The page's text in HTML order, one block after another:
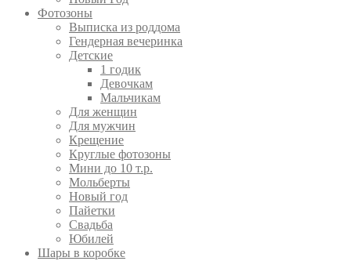
Фотозоны
Выписка из роддома
Гендерная вечеринка
Детские
1 годик
Девочкам
Мальчикам
Для женщин
Для мужчин
Крещение
Круглые фотозоны
Мини до 10 т.р.
Мольберты
Новый год
Пайетки
Свадьба
Юбилей
Шары в коробке